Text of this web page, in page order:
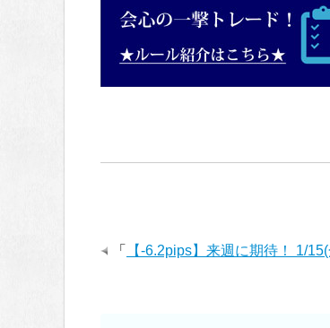
「 【-6.2pips】来週に期待！ 1/